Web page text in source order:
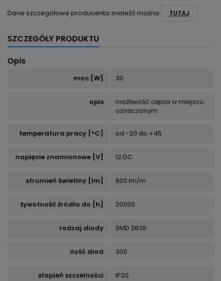
Dane szczegółowe producenta znaleźć można
TUTAJ
SZCZEGÓŁY PRODUKTU
Opis
moc [W] 30
opis
możliwość cięcia w miejscu
oznaczonym
temperatura pracy [°C] od -20 do +45
napięcie znamionowe [V] 12 DC
strumień świetlny [lm] 600 lm/m
żywotność źródła do [h] 20000
rodzaj diody SMD 2835
ilość diod 300
stopień szczelności IP20